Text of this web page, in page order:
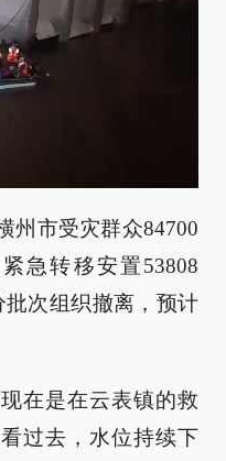
州市受灾群众84700
急转移安置53808
批次组织撤离，预计
在是在云表镇的救
过去，水位持续下